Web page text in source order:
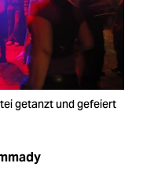
getanzt und gefeiert